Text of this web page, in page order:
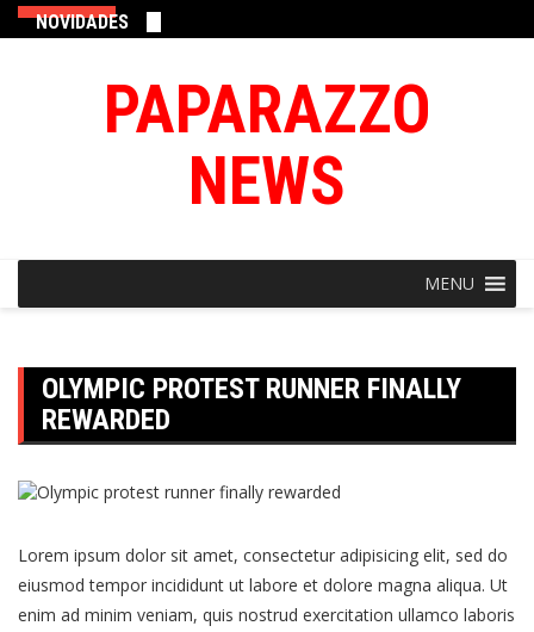
NOVIDADES
PAPARAZZO
NEWS
MENU
OLYMPIC PROTEST RUNNER FINALLY
REWARDED
Lorem ipsum dolor sit amet, consectetur adipisicing elit, sed do
eiusmod tempor incididunt ut labore et dolore magna aliqua. Ut
enim ad minim veniam, quis nostrud exercitation ullamco laboris